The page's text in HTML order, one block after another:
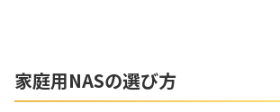
家庭用NASの選び方